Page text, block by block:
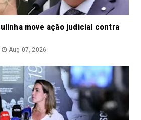
move ação judicial contra
Aug 07, 2026